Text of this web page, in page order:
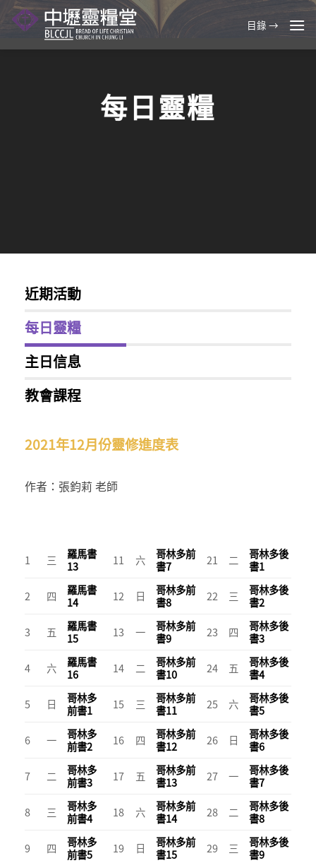
Skip
to
目錄 →
每日靈糧
近期活動
每日靈糧
主日信息
教會課程
2021年12月份靈修進度表
作者：張鈞莉 老師
1 三
羅馬書
13
11 六
哥林多前
書7
21 二
哥林多後
書1
2
四
羅馬書
14
12 日
哥林多前
書8
22 三
哥林多後
書2
3
五
羅馬書
15
13 一
哥林多前
書9
23 四
哥林多後
書3
4
六
羅馬書
16
14 二
哥林多前
書10
24 五
哥林多後
書4
5
日
哥林多
前書1
15 三
哥林多前
書11
25 六
哥林多後
書5
6
一
哥林多
前書2
16 四
哥林多前
書12
26 日
哥林多後
書6
7
二
哥林多
前書3
17 五
哥林多前
書13
27 一
哥林多後
書7
8
三
哥林多
前書4
18 六
哥林多前
書14
28 二
哥林多後
書8
9
四
哥林多
前書5
19 日
哥林多前
書15
29 三
哥林多後
書9